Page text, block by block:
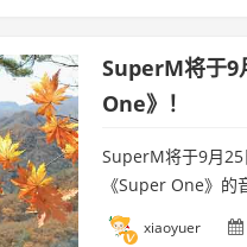
SuperM将于9
One》！
SuperM将于9月
《Super One》的
xiaoyuer